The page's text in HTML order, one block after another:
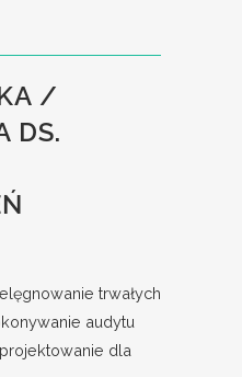
/
DS.
trwałych
audytu
dla